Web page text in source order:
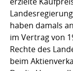
haben damals
im Vertrag von
Rechte des
beim